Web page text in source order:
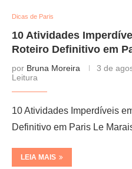
Dicas de Paris
10 Atividades
Roteiro Definitivo em
por Bruna Moreira 3 de
Leitura
10 Atividades Imperdíveis
Definitivo em Paris Le
LEIA MAIS